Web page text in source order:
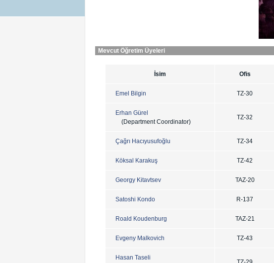
Mevcut Öğretim Üyeleri
İsim Ofis
Emel Bilgin TZ-30
Erhan Gürel
(Department Coordinator)
TZ-32
Çağrı Hacıyusufoğlu TZ-34
Köksal Karakuş TZ-42
Georgy Kitavtsev TAZ-20
Satoshi Kondo R-137
Roald Koudenburg TAZ-21
Evgeny Malkovich TZ-43
Hasan Taseli